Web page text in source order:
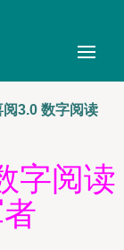
3.0 数字阅读
字阅读